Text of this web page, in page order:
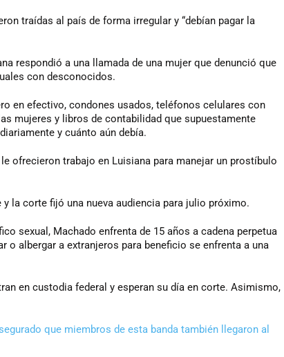
traídas al país de forma irregular y “debían pagar la
respondió a una llamada de una mujer que denunció que
con desconocidos.
en efectivo, condones usados, teléfonos celulares con
mujeres y libros de contabilidad que supuestamente
y cuánto aún debía.
ofrecieron trabajo en Luisiana para manejar un prostíbulo
la corte fijó una nueva audiencia para julio próximo.
sexual, Machado enfrenta de 15 años a cadena perpetua
o albergar a extranjeros para beneficio se enfrenta a una
en custodia federal y esperan su día en corte. Asimismo,
que miembros de esta banda también llegaron al